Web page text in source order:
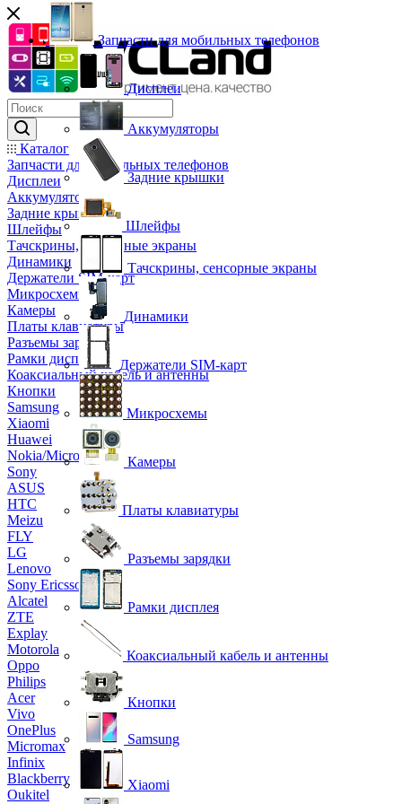
Каталог
Запчасти для мобильных телефонов
Дисплеи
Аккумуляторы
Задние крышки
Шлейфы
Тачскрины, сенсорные экраны
Динамики
Держатели SIM-карт
Микросхемы
Камеры
Платы клавиатуры
Разъемы зарядки
Рамки дисплея
Коаксиальный кабель и антенны
Кнопки
Samsung
Xiaomi
Huawei
Nokia/Microsoft
Sony
ASUS
HTC
Meizu
FLY
LG
Lenovo
Sony Ericsson
Alcatel
ZTE
Explay
Motorola
Oppo
Philips
Acer
Vivo
OnePlus
Micromax
Infinix
Blackberry
Oukitel
Запчасти для мобильных телефонов
Дисплеи
Аккумуляторы
Задние крышки
Шлейфы
Тачскрины, сенсорные экраны
Динамики
Держатели SIM-карт
Микросхемы
Камеры
Платы клавиатуры
Разъемы зарядки
Рамки дисплея
Коаксиальный кабель и антенны
Кнопки
Samsung
Xiaomi